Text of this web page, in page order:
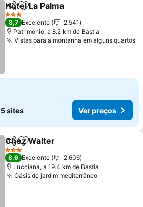
PartilharAdicionar aos favoritos
Hotel La Palma
3 Estrelas
8,7 Excelente
2.541
Patrimonio, a 8.2 km de Bastia
Vistas para a montanha em alguns quartos
5 sites Ver preços
PartilharAdicionar aos favoritos
Chez Walter
3 Estrelas
8,6 Excelente
2.606
Lucciana, a 19.4 km de Bastia
Oásis de jardim mediterrâneoVer preços